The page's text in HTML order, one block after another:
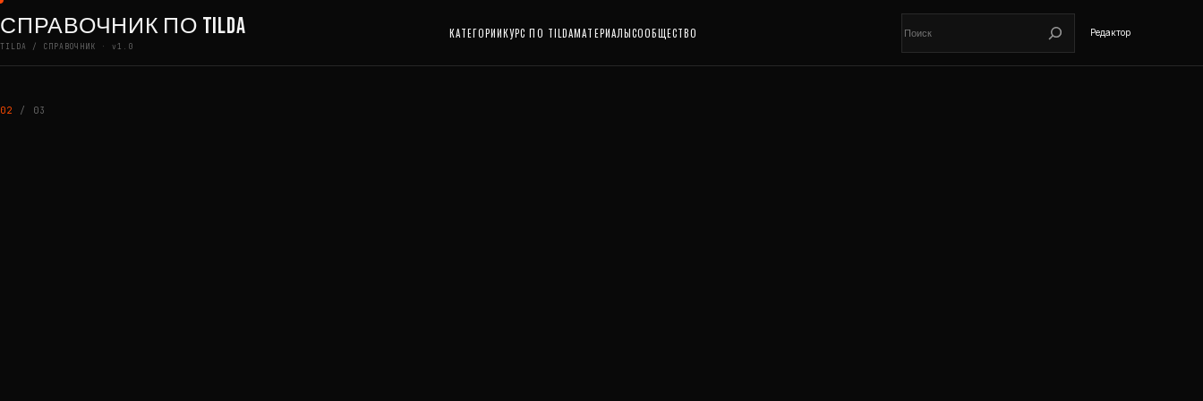
Перейти к содержимому
СПРАВОЧНИК ПО TILDA
TILDA / СПРАВОЧНИК · v1.0
КАТЕГОРИИКУРС ПО TILDAМАТЕРИАЛЫСООБЩЕСТВО Редактор
02 / 03